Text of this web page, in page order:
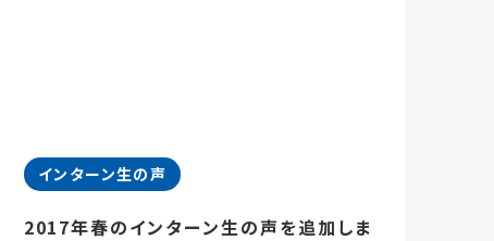
インターン生の声
2017年春のインターン生の声を追加しま